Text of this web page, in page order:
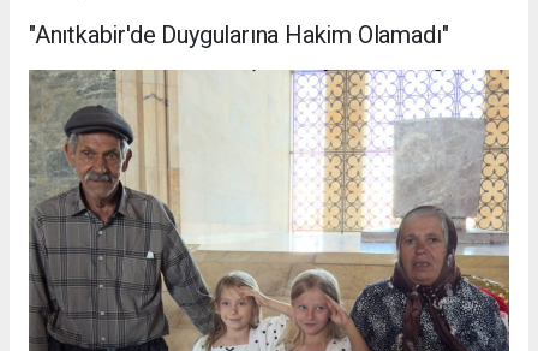
"Anıtkabir'de Duygularına Hakim Olamadı"